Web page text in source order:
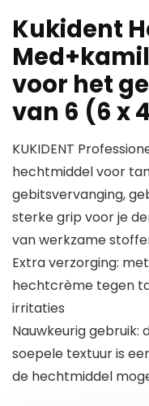
Kukident
voor het
van 6 (6 x
KUKIDENT
hechtmiddel voor
gebitsvervanging,
sterke grip voor je
van werkzame
Extra verzorging:
hechtcrème tegen
irritaties
Nauwkeurig gebruik:
soepele textuur is
de hechtmiddel